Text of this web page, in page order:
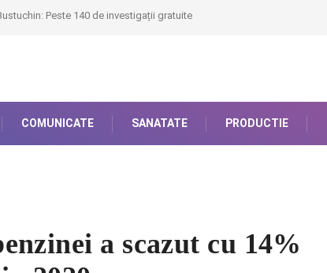
Peste 140 de investigații gratuite
COMUNICATE SANATATE PRODUCTIE
a scazut cu 14%